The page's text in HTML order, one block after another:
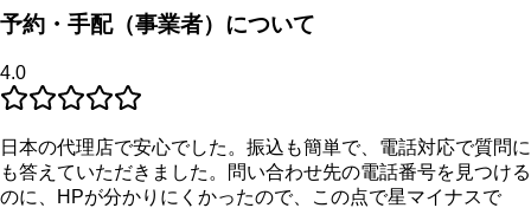
予約・手配（事業者）について
4.0
日本の代理店で安心でした。振込も簡単で、電話対応で質問に
も答えていただきました。問い合わせ先の電話番号を見つける
のに、HPが分かりにくかったので、この点で星マイナスで